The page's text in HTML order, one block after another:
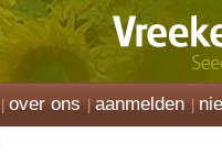
over ons aanmelden